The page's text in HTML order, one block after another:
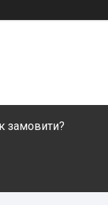
замовити?